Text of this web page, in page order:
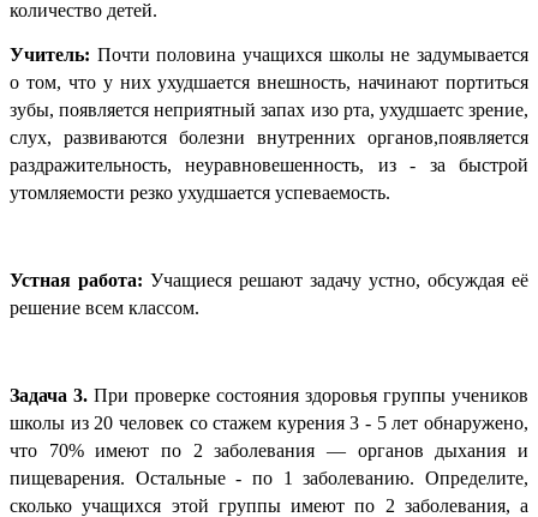
количество детей.
Учитель: Почти половина учащихся школы не задумывается
о том, что у них ухудшается внешность, начинают портиться
зубы, появляется неприятный запах изо рта, ухудшаетс зрение,
слух, развиваются болезни внутренних органов,появляется
раздражительность, неуравновешенность, из - за быстрой
утомляемости резко ухудшается успеваемость.
Устная работа: Учащиеся решают задачу устно, обсуждая её
решение всем классом.
Задача 3. При проверке состояния здоровья группы учеников
школы из 20 человек со стажем курения 3 - 5 лет обнаружено,
что 70% имеют по 2 заболевания — органов дыхания и
пищеварения. Остальные - по 1 заболеванию. Определите,
сколько учащихся этой группы имеют по 2 заболевания, а